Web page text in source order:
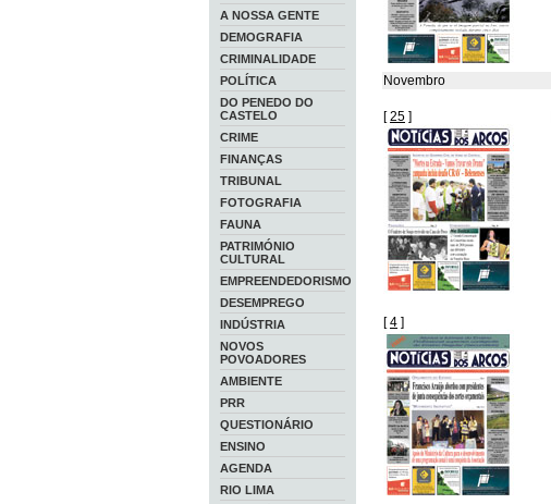
A NOSSA GENTE
DEMOGRAFIA
CRIMINALIDADE
POLÍTICA
DO PENEDO DO
CASTELO
CRIME
FINANÇAS
TRIBUNAL
FOTOGRAFIA
FAUNA
PATRIMÓNIO
CULTURAL
EMPREENDEDORISMO
DESEMPREGO
INDÚSTRIA
NOVOS
POVOADORES
AMBIENTE
PRR
QUESTIONÁRIO
ENSINO
AGENDA
RIO LIMA
Novembro
[25 ]
[4 ]